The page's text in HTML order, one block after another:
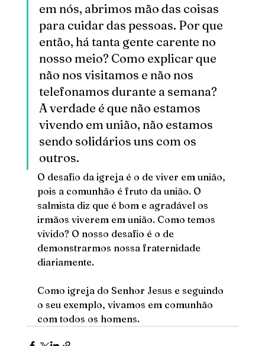
em nós, abrimos mão das coisas
para cuidar das pessoas. Por que
então, há tanta gente carente no
nosso meio? Como explicar que
não nos visitamos e não nos
telefonamos durante a semana?
A verdade é que não estamos
vivendo em união, não estamos
sendo solidários uns com os
outros.
O desafio da igreja é o de viver em união,
pois a comunhão é fruto da união. O
salmista diz que é bom e agradável os
irmãos viverem em união. Como temos
vivido? O nosso desafio é o de
demonstrarmos nossa fraternidade
diariamente.
Como igreja do Senhor Jesus e seguindo
o seu exemplo, vivamos em comunhão
com todos os homens.